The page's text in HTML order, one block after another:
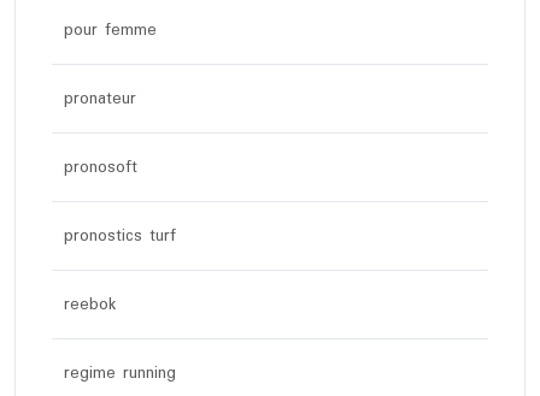
pour femme
pronateur
pronosoft
pronostics turf
reebok
regime running